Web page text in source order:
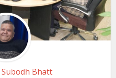
Subodh Bhatt